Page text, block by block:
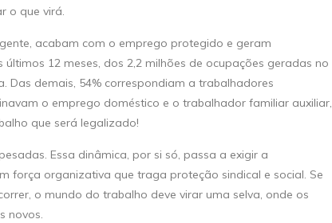
o que virá.
acabam com o emprego protegido e geram
12 meses, dos 2,2 milhões de ocupações geradas no
Das demais, 54% correspondiam a trabalhadores
o emprego doméstico e o trabalhador familiar auxiliar,
que será legalizado!
Essa dinâmica, por si só, passa a exigir a
força organizativa que traga proteção sindical e social. Se
o mundo do trabalho deve virar uma selva, onde os
novos.